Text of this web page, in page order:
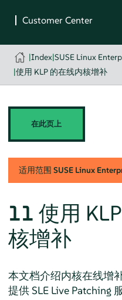
|Index|SUSE Linux
|使用 KLP 的在线内核增补
在此页上
适用范围 SUSE Linux
11 使用
核增补
本文档介绍内核在线增
提供 SLE Live Patching